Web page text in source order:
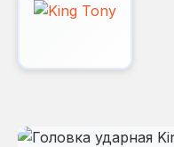
Пропустить галерею